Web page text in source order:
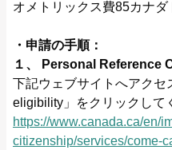
オメトリックス費85カナダ
・申請の手順：
１、 Personal Reference
下記ウェブサイトへアクセ
eligibility」をクリックして
https://www.canada.ca/en/
citizenship/services/come-